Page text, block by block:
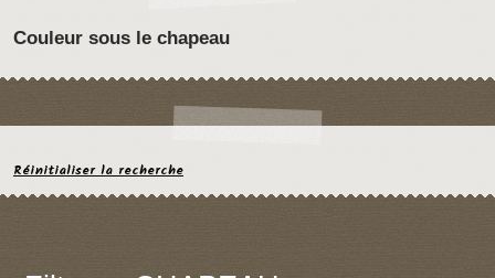
Couleur sous le chapeau
Réinitialiser la recherche